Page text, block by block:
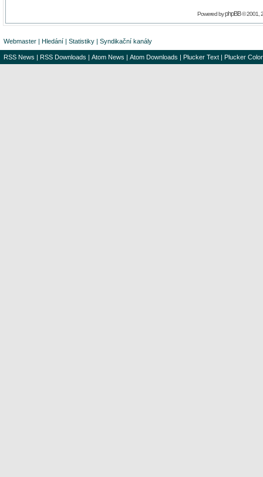
Powered byphpBB© 2001,
Webmaster | Hledání | Statistiky | Syndikační kanály
RSS News | RSS Downloads | Atom News | Atom Downloads | Plucker Text | Plucker Color